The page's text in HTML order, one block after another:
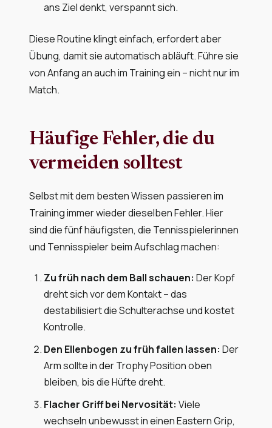
ans Ziel denkt, verspannt sich.
Diese Routine klingt einfach, erfordert aber
Übung, damit sie automatisch abläuft. Führe sie
von Anfang an auch im Training ein – nicht nur im
Match.
Häufige Fehler, die du
vermeiden solltest
Selbst mit dem besten Wissen passieren im
Training immer wieder dieselben Fehler. Hier
sind die fünf häufigsten, die Tennisspielerinnen
und Tennisspieler beim Aufschlag machen:
Zu früh nach dem Ball schauen: Der Kopf
dreht sich vor dem Kontakt – das
destabilisiert die Schulterachse und kostet
Kontrolle.
Den Ellenbogen zu früh fallen lassen: Der
Arm sollte in der Trophy Position oben
bleiben, bis die Hüfte dreht.
Flacher Griff bei Nervosität: Viele
wechseln unbewusst in einen Eastern Grip,